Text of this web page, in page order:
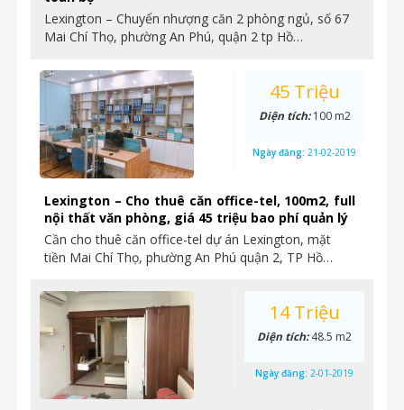
Lexington – Chuyển nhượng căn 2 phòng ngủ, số 67
Mai Chí Thọ, phường An Phú, quận 2 tp Hồ…
Lexington – Cho thuê căn office-tel, 100m2, full
nội thất văn phòng, giá 45 triệu bao phí quản lý
Cần cho thuê căn office-tel dự án Lexington, mặt
tiền Mai Chí Thọ, phường An Phú quận 2, TP Hồ…
45 Triệu
Diện tích:100 m2
Ngày đăng: 21-02-2019
14 Triệu
Diện tích:48.5 m2
Ngày đăng: 2-01-2019